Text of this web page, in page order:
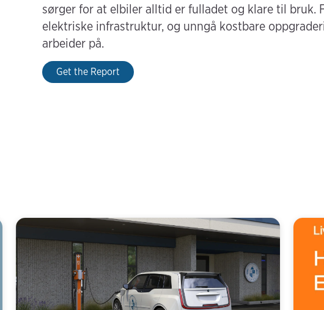
sørger for at elbiler alltid er fulladet og klare til bruk.
elektriske infrastruktur, og unngå kostbare
arbeider på.
Get the Report